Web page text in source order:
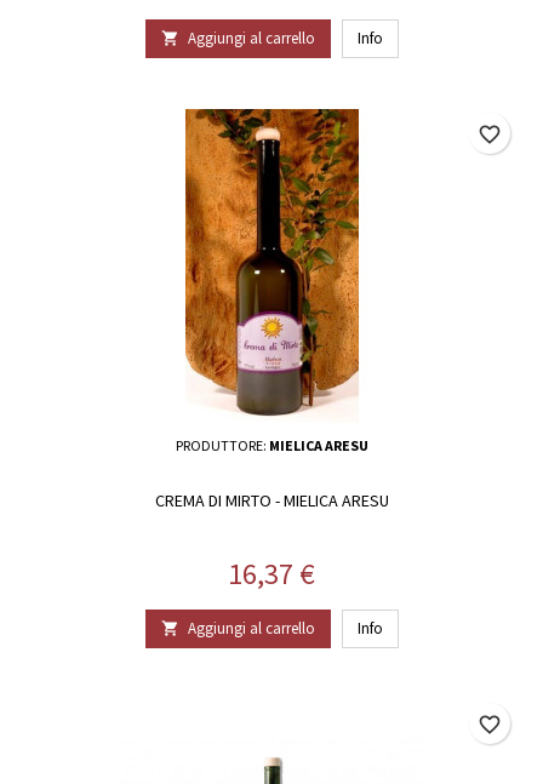
 Aggiungi al carrello Info
PRODUTTORE: MIELICA ARESU
CREMA DI MIRTO - MIELICA ARESU
Prezzo
16,37 €
 Aggiungi al carrello Info
favorite_border
favorite_border